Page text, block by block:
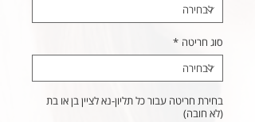
סוג חריטה *
בחירת חריטה עבור כל תליון-נא לציין בן או בת
(לא חובה)